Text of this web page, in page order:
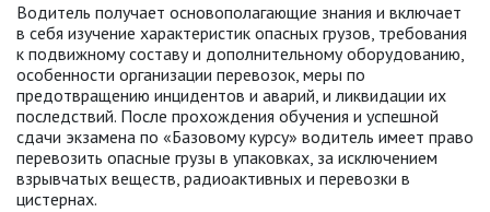
Водитель получает основополагающие знания и включает
в себя изучение характеристик опасных грузов, требования
к подвижному составу и дополнительному оборудованию,
особенности организации перевозок, меры по
предотвращению инцидентов и аварий, и ликвидации их
последствий. После прохождения обучения и успешной
сдачи экзамена по «Базовому курсу» водитель имеет право
перевозить опасные грузы в упаковках, за исключением
взрывчатых веществ, радиоактивных и перевозки в
цистернах.